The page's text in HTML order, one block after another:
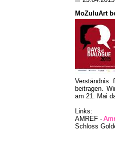
MoZuluArt
Verständnis
beitragen.
am 21. Mai
Links:
AMREF -
Schloss